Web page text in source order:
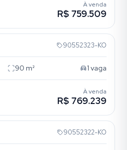
À venda
R$ 759.509
90552323-KO
90 m² 1 vaga
À venda
R$ 769.239
90552322-KO